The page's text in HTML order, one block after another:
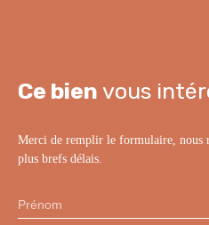
Ce bien vous
Merci de remplir le formulaire, nous
plus brefs délais.
Prénom